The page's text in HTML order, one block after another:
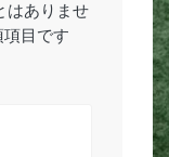
はありませ
目です